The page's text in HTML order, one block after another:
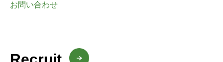
お問い合わせ